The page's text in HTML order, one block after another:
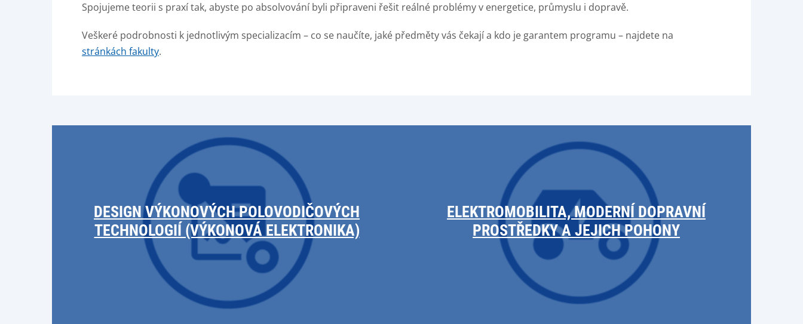
Spojujeme teorii s praxí tak, abyste po absolvování byli připraveni řešit reálné problémy v energetice, průmyslu i dopravě.
Veškeré podrobnosti k jednotlivým specializacím – co se naučíte, jaké předměty vás čekají a kdo je garantem programu – najdete na
stránkách fakulty.
DESIGN VÝKONOVÝCH POLOVODIČOVÝCH
TECHNOLOGIÍ (VÝKONOVÁ ELEKTRONIKA)
ELEKTROMOBILITA, MODERNÍ DOPRAVNÍ
PROSTŘEDKY A JEJICH POHONY